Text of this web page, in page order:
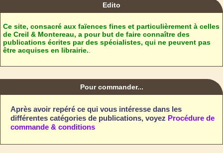
Edito
Ce site, consacré aux faïences fines et particulièrement à celles
de Creil & Montereau, a pour but de faire connaître des
publications écrites par des spécialistes, qui ne peuvent pas
être acquises en librairie.
Pour commander...
Après avoir repéré ce qui vous intéresse dans les
différentes catégories de publications, voyez Procédure de
commande & conditions